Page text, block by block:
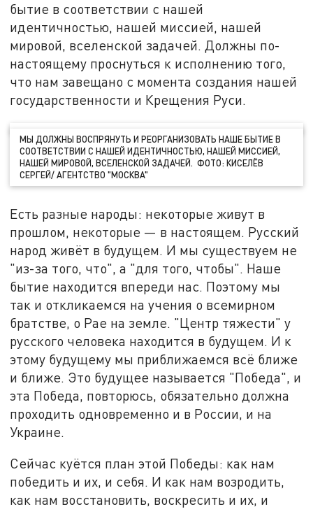
бытие в соответствии с нашей
идентичностью, нашей миссией, нашей
мировой, вселенской задачей. Должны по-
настоящему проснуться к исполнению того,
что нам завещано с момента создания нашей
государственности и Крещения Руси.
МЫ ДОЛЖНЫ ВОСПРЯНУТЬ И РЕОРГАНИЗОВАТЬ НАШЕ БЫТИЕ В
СООТВЕТСТВИИ С НАШЕЙ ИДЕНТИЧНОСТЬЮ, НАШЕЙ МИССИЕЙ,
НАШЕЙ МИРОВОЙ, ВСЕЛЕНСКОЙ ЗАДАЧЕЙ. ФОТО: КИСЕЛЁВ
СЕРГЕЙ/ АГЕНТСТВО "МОСКВА"
Есть разные народы: некоторые живут в
прошлом, некоторые — в настоящем. Русский
народ живёт в будущем. И мы существуем не
"из-за того, что", а "для того, чтобы". Наше
бытие находится впереди нас. Поэтому мы
так и откликаемся на учения о всемирном
братстве, о Рае на земле. "Центр тяжести" у
русского человека находится в будущем. И к
этому будущему мы приближаемся всё ближе
и ближе. Это будущее называется "Победа", и
эта Победа, повторюсь, обязательно должна
проходить одновременно и в России, и на
Украине.
Сейчас куётся план этой Победы: как нам
победить и их, и себя. И как нам возродить,
как нам восстановить, воскресить и их, и